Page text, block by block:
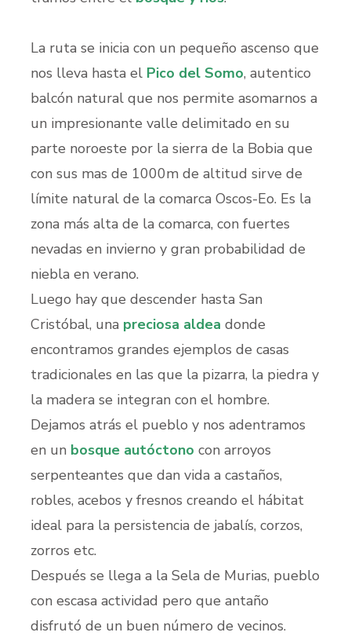
La ruta se inicia con un pequeño ascenso que
nos lleva hasta el Pico del Somo, autentico
balcón natural que nos permite asomarnos a
un impresionante valle delimitado en su
parte noroeste por la sierra de la Bobia que
con sus mas de 1000m de altitud sirve de
límite natural de la comarca Oscos-Eo. Es la
zona más alta de la comarca, con fuertes
nevadas en invierno y gran probabilidad de
niebla en verano.
Luego hay que descender hasta San
Cristóbal, una preciosa aldea donde
encontramos grandes ejemplos de casas
tradicionales en las que la pizarra, la piedra y
la madera se integran con el hombre.
Dejamos atrás el pueblo y nos adentramos
en un bosque autóctono con arroyos
serpenteantes que dan vida a castaños,
robles, acebos y fresnos creando el hábitat
ideal para la persistencia de jabalís, corzos,
zorros etc.
Después se llega a la Sela de Murias, pueblo
con escasa actividad pero que antaño
disfrutó de un buen número de vecinos.